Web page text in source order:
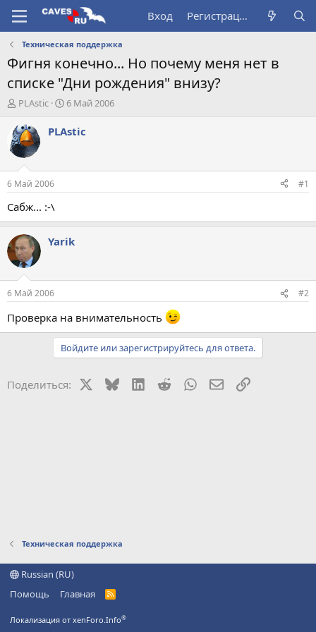
Вход Регистрация
Техническая поддержка
Фигня конечно... Но почему меня нет в
списке "Дни рождения" внизу?
А
т
о
р
т
е
м
ы
PLAstic
Д
т
а
6 Май 2006
PLAstic
6 Май 2006 #1
Сабж... :-\
Yarik
6 Май 2006 #2
Проверка на внимательность
Войдите или зарегистрируйтесь для ответа.
Поделиться: BlueskyLinkedIn
RedditWhatsAppЭлектронная
Ссылка
Техническая поддержка
Russian (RU)
Помощь
Главная
R
Локализация от xenForo.Info®